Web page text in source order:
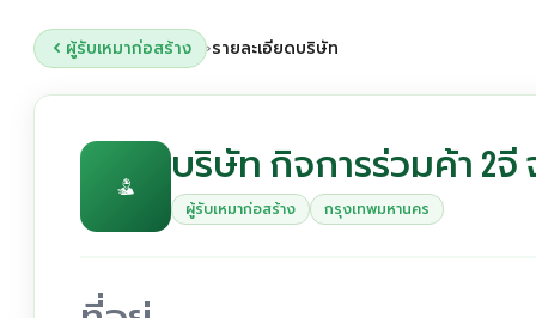
ผู้รับเหมาก่อสร้าง ›รายละเอียดบริษัท
บริษัท กิจการร่วมค้า 2จี
ผู้รับเหมาก่อสร้าง กรุงเทพมหานคร